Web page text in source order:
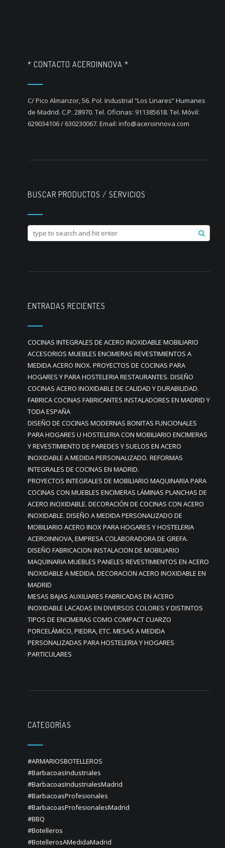
* CONTACTO ACEROINNOVA *
C/ Pico Almanzor, 56. Pol. Industrial “Los Linares” Humanes
de Madrid. C.P. 28970. Tel. Oficinas: 911385618. Tel. Móvil:
629034106 / 630230067. Email: info@aceroinnova.com
BUSCAR PRODUCTOS / SERVICIOS
ENTRADAS RECIENTES
COCINAS INTEGRALES DE ACERO INOXIDABLE MOBILIARIO
ACCESORIOS MUEBLES ENCIMERAS REVESTIMIENTOS A
MEDIDA ACERO INOX. PROYECTOS DE COCINAS PARA
HOGARES Y PARA HOSTELERIA RESTAURANTES. DISEÑO
COCINAS ACERO INOXIDABLE DE CALIDAD Y DURABILIDAD.
FABRICA COCINAS FABRICANTES INSTALADORES EN MADRID Y
TODA ESPAÑA
DISEÑO DE COCINAS MODERNAS BONITAS FUNCIONALES
PARA HOGARES U HOSTELERIA CON MOBILIARIO ENCIMERAS
Y REVESTIMIENTO DE PAREDES Y SUELOS EN ACERO
INOXIDABLE A MEDIDA PERSONALIZADO. REFORMAS
INTEGRALES DE COCINAS EN MADRID.
PROYECTOS INTEGRALES DE MOBILIARIO MAQUINARIA PARA
COCINAS CON MUEBLES ENCIMERAS LÁMINAS PLANCHAS DE
ACERO INOXIDABLE. DECORACIÓN DE COCINAS CON ACERO
INOXIDABLE. DISEÑO A MEDIDA PERSONALIZADO DE
MOBILIARIO ACERO INOX PARA HOGARES Y HOSTELERIA
ACEROINNOVA, EMPRESA COLABORADORA DE GREFA.
DISEÑO FABRICACION INSTALACION DE MOBILIARIO
MAQUINARIA MUEBLES PANELES REVESTIMIENTOS EN ACERO
INOXIDABLE A MEDIDA. DECORACION ACERO INOXIDABLE EN
MADRID
MESAS BAJAS AUXILIARES FABRICADAS EN ACERO
INOXIDABLE LACADAS EN DIVERSOS COLORES Y DISTINTOS
TIPOS DE ENCIMERAS COMO COMPACT CUARZO
PORCELÁMICO, PIEDRA, ETC. MESAS A MEDIDA
PERSONALIZADAS PARA HOSTELERIA Y HOGARES
PARTICULARES
CATEGORÍAS
#ARMARIOSBOTELLEROS
#BarbacoasIndustriales
#BarbacoasIndustrialesMadrid
#BarbacoasProfesionales
#BarbacoasProfesionalesMadrid
#BBQ
#Botelleros
#BotellerosAMedidaMadrid